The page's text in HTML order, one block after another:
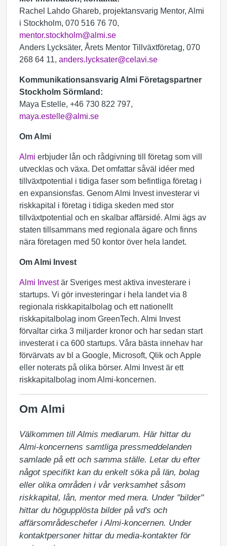
Rachel Lahdo Ghareb, projektansvarig Mentor, Almi
i Stockholm, 070 516 76 70,
mentor.stockholm@almi.se
Anders Lycksäter, Årets Mentor Tillväxtföretag, 070
268 64 11, anders.lycksater@celavi.se
Kommunikationsansvarig Almi Företagspartner
Stockholm Sörmland:
Maya Estelle, +46 730 822 797,
maya.estelle@almi.se
Om Almi
Almi erbjuder lån och rådgivning till företag som vill
utvecklas och växa. Det omfattar såväl idéer med
tillväxtpotential i tidiga faser som befintliga företag i
en expansionsfas. Genom Almi Invest investerar vi
riskkapital i företag i tidiga skeden med stor
tillväxtpotential och en skalbar affärsidé. Almi ägs av
staten tillsammans med regionala ägare och finns
nära företagen med 50 kontor över hela landet.
Om Almi Invest
Almi Investär Sveriges mest aktiva investerare i
startups. Vi gör investeringar i hela landet via 8
regionala riskkapitalbolag och ett nationellt
riskkapitalbolag inom GreenTech. Almi Invest
förvaltar cirka 3 miljarder kronor och har sedan start
investerat i ca 600 startups. Våra bästa innehav har
förvärvats av bl a Google, Microsoft, Qlik och Apple
eller noterats på olika börser. Almi Invest är ett
riskkapitalbolag inom Almi-koncernen.
Om Almi
Välkommen till Almis mediarum. Här hittar du
Almi-koncernens samtliga pressmeddelanden
samlade på ett och samma ställe. Letar du efter
något specifikt kan du enkelt söka på län, bolag
eller olika områden i vår verksamhet såsom
riskkapital, lån, mentor med mera. Under "bilder"
hittar du högupplösta bilder på vd's och
affärsområdeschefer i Almi-koncernen. Under
kontaktpersoner hittar du media-kontakter för